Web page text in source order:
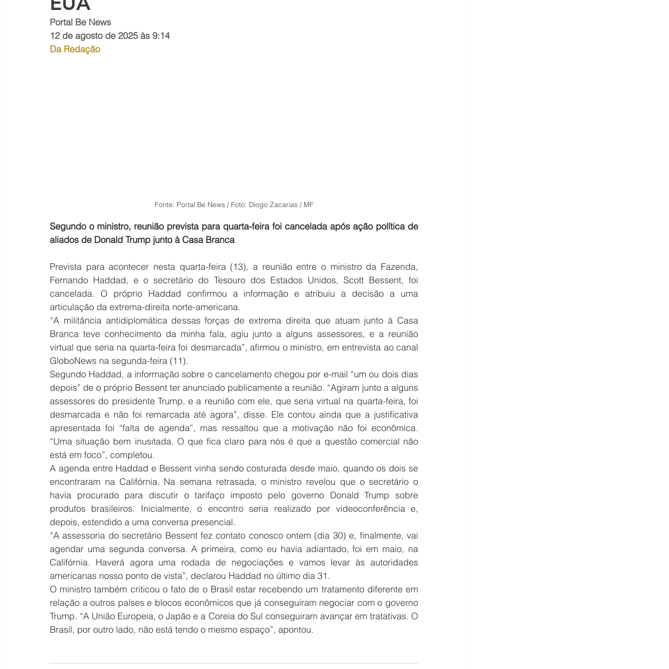
Portal Be News
12 de agosto de 2025 às 9:14
Da Redação
Fonte: Portal Be News / Foto: Diogo Zacarias / MF
Segundo o ministro, reunião prevista para quarta-feira foi cancelada após ação política de
aliados de Donald Trump junto à Casa Branca
Prevista para acontecer nesta quarta-feira (13), a reunião entre o ministro da Fazenda,
Fernando Haddad, e o secretário do Tesouro dos Estados Unidos, Scott Bessent, foi
cancelada. O próprio Haddad confirmou a informação e atribuiu a decisão a uma
articulação da extrema-direita norte-americana.
“A militância antidiplomática dessas forças de extrema direita que atuam junto à Casa
Branca teve conhecimento da minha fala, agiu junto a alguns assessores, e a reunião
virtual que seria na quarta-feira foi desmarcada”, afirmou o ministro, em entrevista ao canal
GloboNews na segunda-feira (11).
Segundo Haddad, a informação sobre o cancelamento chegou por e-mail “um ou dois dias
depois” de o próprio Bessent ter anunciado publicamente a reunião. “Agiram junto a alguns
assessores do presidente Trump, e a reunião com ele, que seria virtual na quarta-feira, foi
desmarcada e não foi remarcada até agora”, disse. Ele contou ainda que a justificativa
apresentada foi “falta de agenda”, mas ressaltou que a motivação não foi econômica.
“Uma situação bem inusitada. O que fica claro para nós é que a questão comercial não
está em foco”, completou.
A agenda entre Haddad e Bessent vinha sendo costurada desde maio, quando os dois se
encontraram na Califórnia. Na semana retrasada, o ministro revelou que o secretário o
havia procurado para discutir o tarifaço imposto pelo governo Donald Trump sobre
produtos brasileiros. Inicialmente, o encontro seria realizado por videoconferência e,
depois, estendido a uma conversa presencial.
“A assessoria do secretário Bessent fez contato conosco ontem (dia 30) e, finalmente, vai
agendar uma segunda conversa. A primeira, como eu havia adiantado, foi em maio, na
Califórnia. Haverá agora uma rodada de negociações e vamos levar às autoridades
americanas nosso ponto de vista”, declarou Haddad no último dia 31.
O ministro também criticou o fato de o Brasil estar recebendo um tratamento diferente em
relação a outros países e blocos econômicos que já conseguiram negociar com o governo
Trump. “A União Europeia, o Japão e a Coreia do Sul conseguiram avançar em tratativas. O
Brasil, por outro lado, não está tendo o mesmo espaço”, apontou.